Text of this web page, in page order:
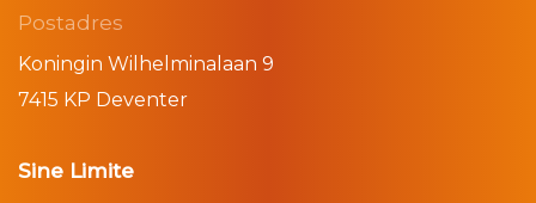
Postadres
Koningin Wilhelminalaan 9
7415 KP Deventer
Sine Limite